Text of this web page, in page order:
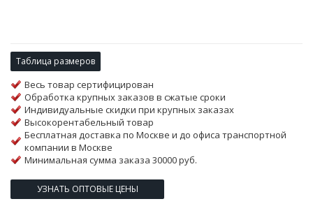
Таблица размеров
Весь товар сертифицирован
Обработка крупных заказов в сжатые сроки
Индивидуальные скидки при крупных заказах
Высокорентабельный товар
Бесплатная доставка по Москве и до офиса транспортной
компании в Москве
Минимальная сумма заказа 30000 руб.
УЗНАТЬ ОПТОВЫЕ ЦЕНЫ